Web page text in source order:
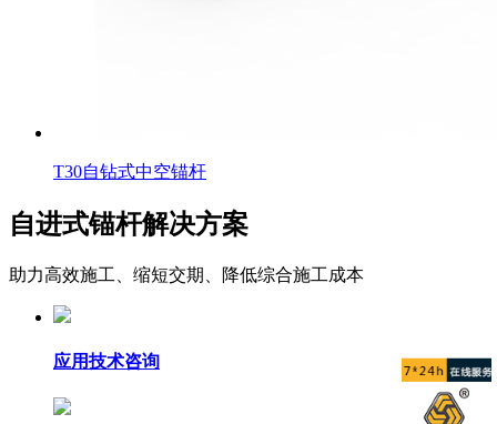
T30自钻式中空锚杆
自进式锚杆解决方案
助力高效施工、缩短交期、降低综合施工成本
应用技术咨询